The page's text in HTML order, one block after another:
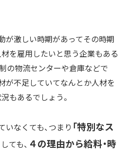
が激しい時期があってその時期
を雇用したいと思う企業もある
の物流センターや倉庫などで
が不足していてなんとか人材を
もあるでしょう。
いなくても、つまり 「特別なス
ても、 ４の理由から給料・時